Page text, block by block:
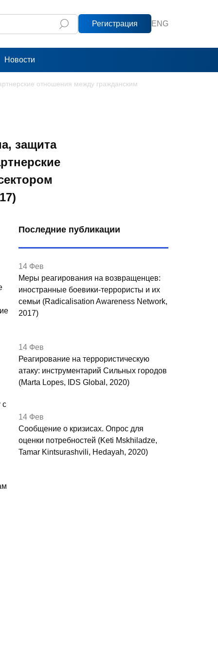
Регистрация ENG
Новости
отношения между гражданским
защита
с
Последние публикации
14 Фев
Меры реагирования на возвращенцев:
иностранные боевики-террористы и их
семьи (Radicalisation Awareness Network,
2017)
14 Фев
Реагирование на террористическую
атаку: инструментарий Сильных городов
(Marta Lopes, IDS Global, 2020)
14 Фев
Сообщение о кризисах. Опрос для
оценки потребностей (Keti Mskhiladze,
Tamar Kintsurashvili, Hedayah, 2020)